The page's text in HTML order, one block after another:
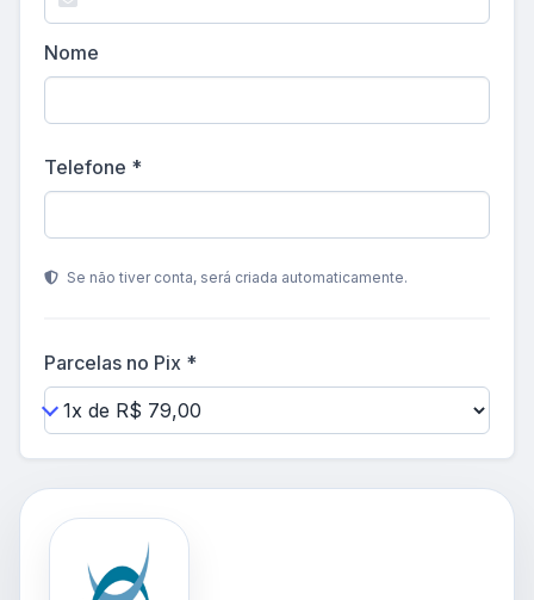
Nome
Telefone *
Se não tiver conta, será criada automaticamente.
Parcelas no Pix *